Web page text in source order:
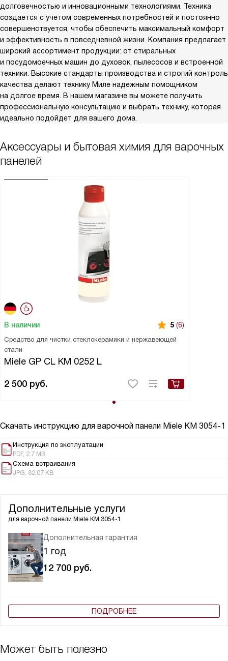
долговечностью и инновационными технологиями. Техника
создается с учетом современных потребностей и постоянно
совершенствуется, чтобы обеспечить максимальный комфорт
и эффективность в повседневной жизни. Компания предлагает
широкий ассортимент продукции: от стиральных
и посудомоечных машин до духовок, пылесосов и встроенной
техники. Высокие стандарты производства и строгий контроль
качества делают технику Миле надежным помощником
на долгое время. В нашем магазине вы можете получить
профессиональную консультацию и выбрать технику, которая
идеально подойдет для вашего дома.
Аксессуары и бытовая химия для варочных
панелей
В наличии 5 (6)
Средство для чистки стеклокерамики и нержавеющей
стали
Miele GP CL KM 0252 L
2 500 руб.
Скачать инструкцию для варочной панели Miele KM 3054-1
Инструкция по эксплуатации
PDF, 2.7 MB
Схема встраивания
JPG, 82.07 KB
Дополнительные услуги
для варочной панели Miele KM 3054-1
Дополнительная гарантия
1 год
12 700 руб.
ПОДРОБНЕЕ
Может быть полезно